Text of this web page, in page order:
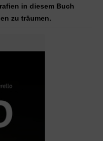
in diesem Buch
zu träumen.